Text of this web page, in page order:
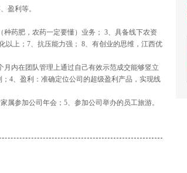
盈利等。
药肥，农药一定要懂）业务； 3、具备线下农资
以上；7、抗压能力强； 8、有创业的思维，江西优
内在团队管理上通过自己有效示范成交能够竖立
4、盈利：准确定位公司的超级盈利产品，实现线
属参加公司年会；5、参加公司举办的员工旅游。